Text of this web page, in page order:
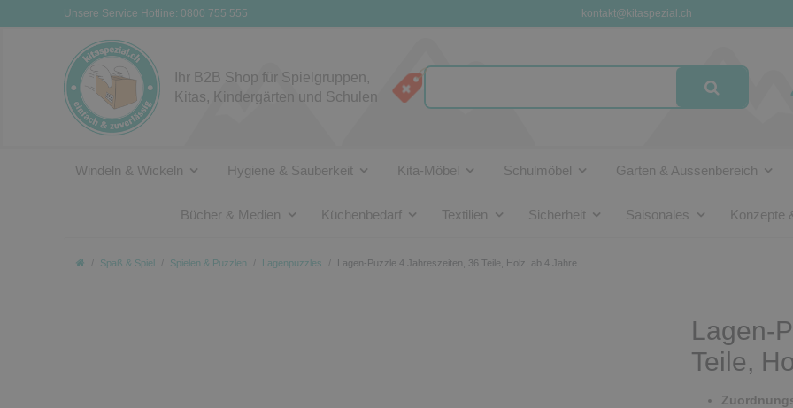
Unsere Service Hotline: 0800 755 555 kontakt@kitaspezial.ch
Ihr B2B Shop für Spielgruppen,
Kitas, Kindergärten und Schulen
Windeln & Wickeln Hygiene & Sauberkeit Kita-Möbel Schulmöbel Garten & Aussenbereich
Bücher & Medien Küchenbedarf Textilien Sicherheit Saisonales Konzepte
Spaß & Spiel Spielen & Puzzlen Lagenpuzzles Lagen-Puzzle 4 Jahreszeiten, 36 Teile, Holz, ab 4 Jahre
Lagen-
Teile,